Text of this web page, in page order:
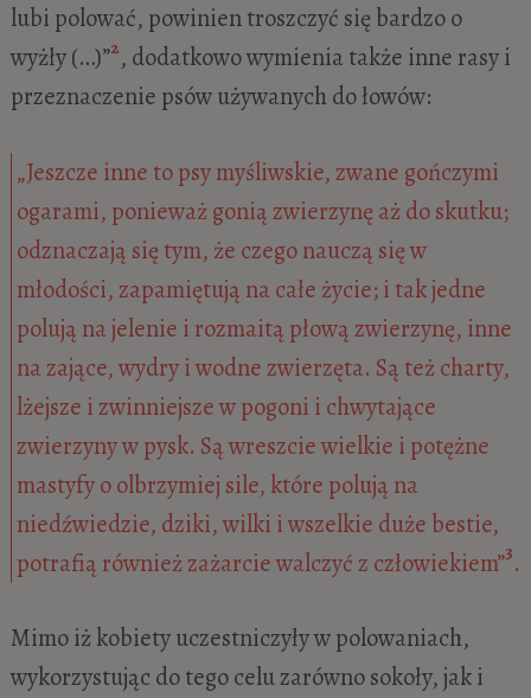
lubi polować, powinien troszczyć się bardzo o
wyżły (…)”2, dodatkowo wymienia także inne rasy i
przeznaczenie psów używanych do łowów:
„Jeszcze inne to psy myśliwskie, zwane gończymi
ogarami, ponieważ gonią zwierzynę aż do skutku;
odznaczają się tym, że czego nauczą się w
młodości, zapamiętują na całe życie; i tak jedne
polują na jelenie i rozmaitą płową zwierzynę, inne
na zające, wydry i wodne zwierzęta. Są też charty,
lżejsze i zwinniejsze w pogoni i chwytające
zwierzyny w pysk. Są wreszcie wielkie i potężne
mastyfy o olbrzymiej sile, które polują na
niedźwiedzie, dziki, wilki i wszelkie duże bestie,
potrafią również zażarcie walczyć z człowiekiem”3.
Mimo iż kobiety uczestniczyły w polowaniach,
wykorzystując do tego celu zarówno sokoły, jak i